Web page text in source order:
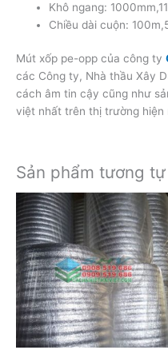
Khô ngang:
Chiều dài cuộn:
Mút xốp pe-opp của công ty
các Công ty, Nhà thầu Xây
cách âm tin cậy cũng như
việt nhất trên thị trường hiện
Sản phẩm tương tự